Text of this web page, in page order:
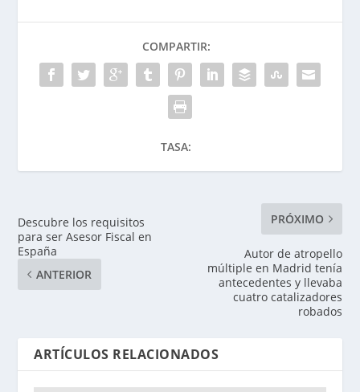
COMPARTIR:
TASA:
Descubre los requisitos
para ser Asesor Fiscal en
España
ANTERIOR
PRÓXIMO
Autor de atropello
múltiple en Madrid tenía
antecedentes y llevaba
cuatro catalizadores
robados
ARTÍCULOS RELACIONADOS